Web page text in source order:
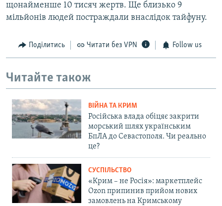
щонайменше 10 тисяч жертв. Ще близько 9
мільйонів людей постраждали внаслідок тайфуну.
Поділитись Читати без VPN Follow us
Читайте також
ВІЙНА ТА КРИМ
Російська влада обіцяє закрити
морський шлях українським
БпЛА до Севастополя. Чи реально
це?
СУСПІЛЬСТВО
«Крим – не Росія»: маркетплейс
Ozon припинив прийом нових
замовлень на Кримському